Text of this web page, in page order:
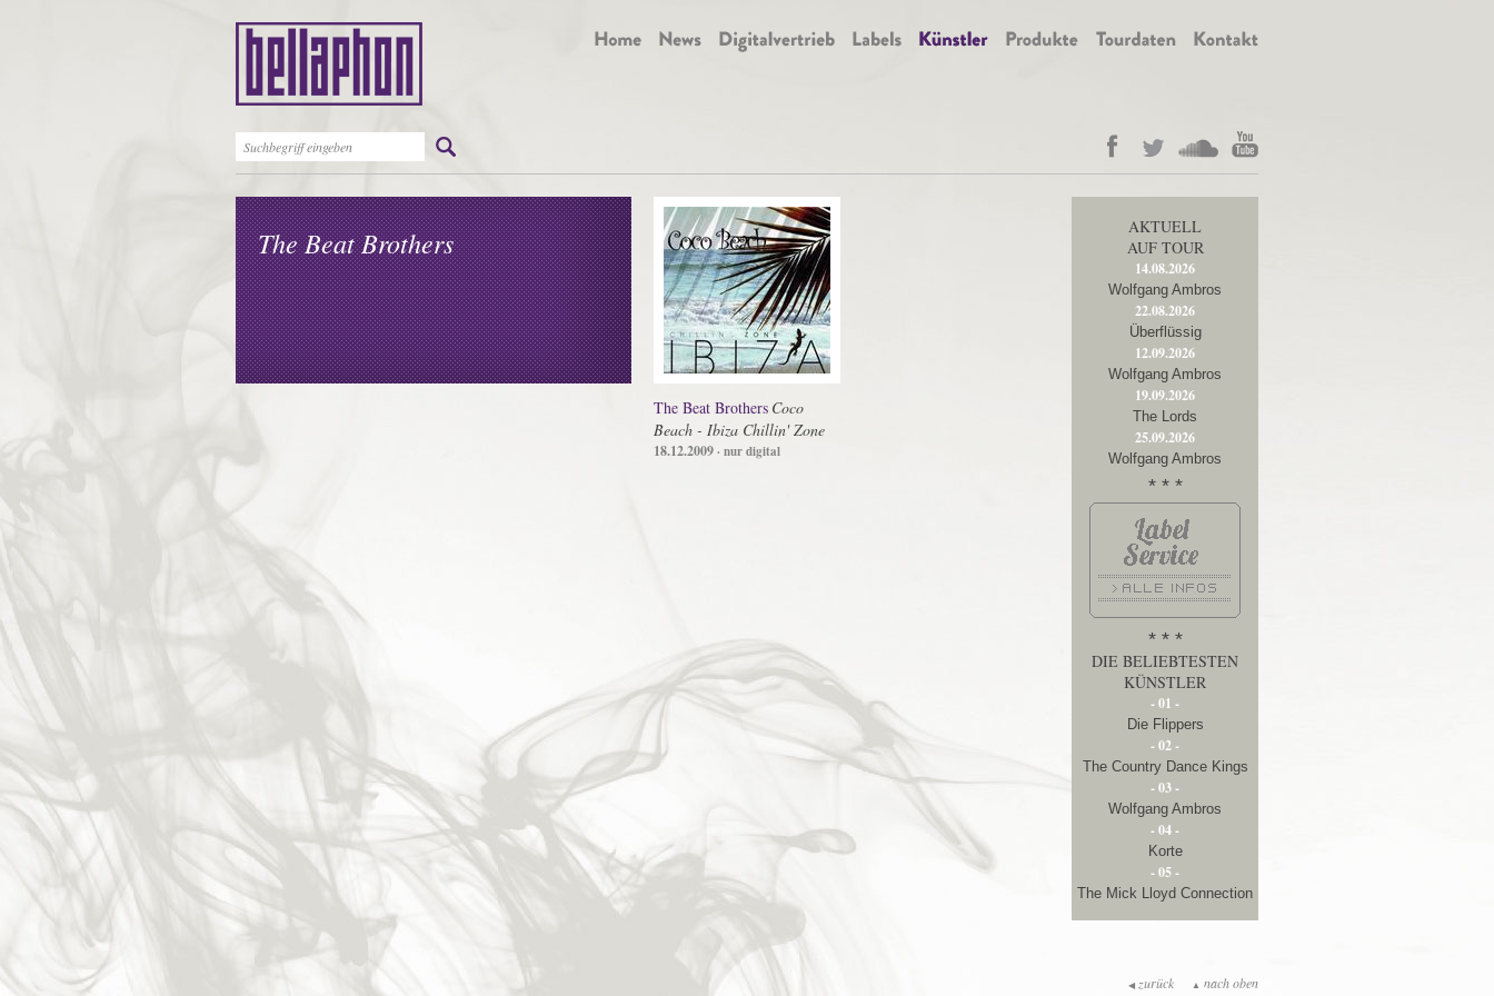
The Beat Brothers
The Beat Brothers Coco
Beach - Ibiza Chillin' Zone
18.12.2009· nur digital
AKTUELL
AUF TOUR
14.08.2026
Wolfgang Ambros
22.08.2026
Überflüssig
12.09.2026
Wolfgang Ambros
19.09.2026
The Lords
25.09.2026
Wolfgang Ambros
* * *
* * *
DIE BELIEBTESTEN
KÜNSTLER
- 01 -
Die Flippers
- 02 -
The Country Dance Kings
- 03 -
Wolfgang Ambros
- 04 -
Korte
- 05 -
The Mick Lloyd Connection
◀ zurück ▲ nach oben